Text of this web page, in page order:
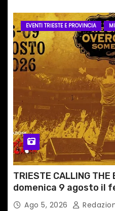
EVENTI TRIESTE E PROVINCIA
TRIESTE CALLING
domenica 9 agosto il
dedicato a Springsteen
Ago 5, 2026